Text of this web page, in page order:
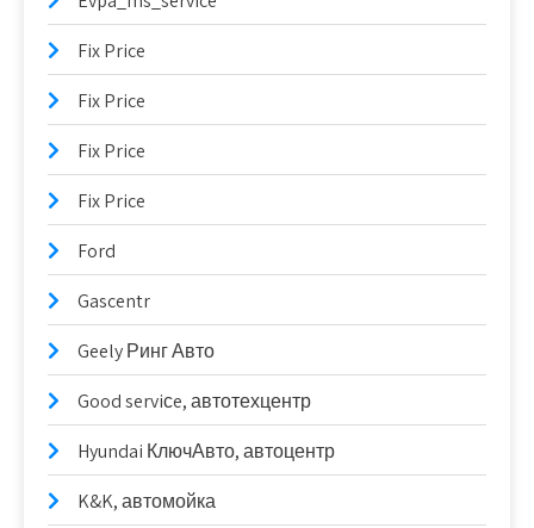
Fix Price
Fix Price
Fix Price
Fix Price
Ford
Gascentr
Geely Ринг Авто
Good serviсe, автотехцентр
Hyundai КлючАвто, автоцентр
K&K, автомойка